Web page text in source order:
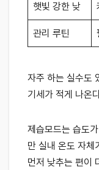
햇빛 강한 낮
관리 루틴
자주 하는 실수도
기세가 적게 나온
제습모드는 습도
만 실내 온도 자체
먼저 낮추는 편이